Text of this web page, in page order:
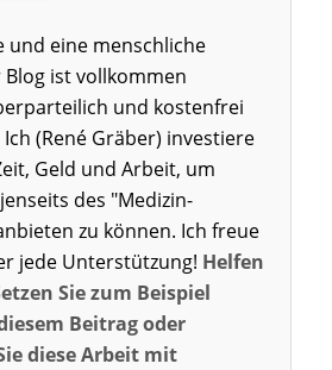
und eine menschliche
Blog ist vollkommen
und kostenfrei
Ich (René Gräber) investiere
Geld und Arbeit, um
des "Medizin-
zu können. Ich freue
jede Unterstützung! Helfen
Sie zum Beispiel
Beitrag oder
diese Arbeit mit